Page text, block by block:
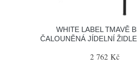
WHITE LABEL TMAVĚ
ČALOUNĚNÁ JÍDELNÍ
2 762 Kč